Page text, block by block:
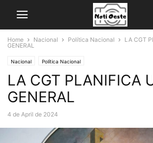
Home Nacional Política Nacional
LA CGT
GENERAL
Nacional Política Nacional
LA CGT PLANIFICA
GENERAL
4 de April de 2024